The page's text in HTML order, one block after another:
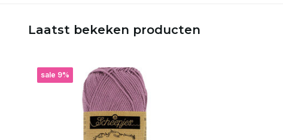
Laatst bekeken producten
sale 9%